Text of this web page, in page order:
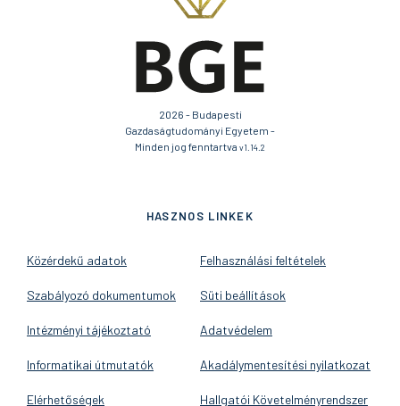
2026 - Budapesti
Gazdaságtudományi Egyetem -
Minden jog fenntartva v1.14.2
HASZNOS LINKEK
Közérdekű adatok
Szabályozó dokumentumok
Intézményi tájékoztató
Informatikai útmutatók
Elérhetőségek
Felhasználási feltételek
Süti beállítások
Adatvédelem
Akadálymentesítési nyilatkozat
Hallgatói Követelményrendszer